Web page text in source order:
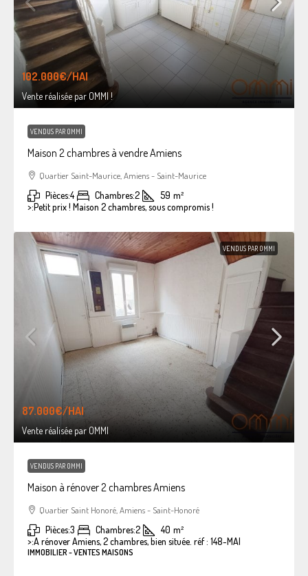
102.000€/HAI
Vente réalisée par OMMI !
VENDUS PAR OMMI
Maison 2 chambres à vendre Amiens
Quartier Saint-Maurice, Amiens - Saint-Maurice
Pièces:4 Chambres:2 59 m²
>:Petit prix ! Maison 2 chambres, sous compromis !
VENDUS PAR OMMI
87.000€/HAI
Vente réalisée par OMMI
VENDUS PAR OMMI
Maison à rénover 2 chambres Amiens
Quartier Saint Honoré, Amiens - Saint-Honoré
Pièces:3 Chambres:2 40 m²
>:A rénover Amiens, 2 chambres, bien située. réf : 148-MAI
IMMOBILIER - VENTES MAISONS